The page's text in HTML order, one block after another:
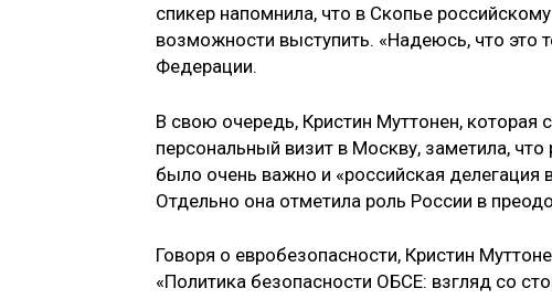
спикер напомнила, что в Скопье
возможности выступить. «Надеюсь, что это
Федерации.
В свою очередь, Кристин Муттонен,
персональный визит в Москву, заметила,
было очень важно и «российская делегация
Отдельно она отметила роль России в
Говоря о евробезопасности, Кристин
«Политика безопасности ОБСЕ: взгляд со